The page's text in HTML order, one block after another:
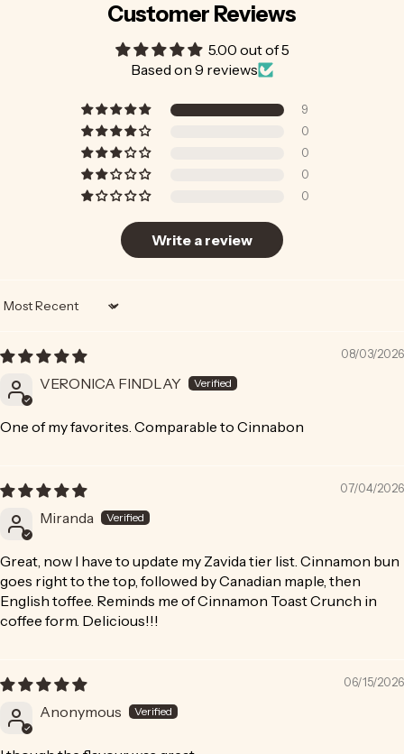
Customer Reviews
5.00 out of 5
Based on 9 reviews
9
0
0
0
0
Write a review
Sort by
08/03/2026
VERONICA FINDLAY
One of my favorites. Comparable to Cinnabon
07/04/2026
Miranda
Great, now I have to update my Zavida tier list. Cinnamon bun
goes right to the top, followed by Canadian maple, then
English toffee. Reminds me of Cinnamon Toast Crunch in
coffee form. Delicious!!!
06/15/2026
Anonymous